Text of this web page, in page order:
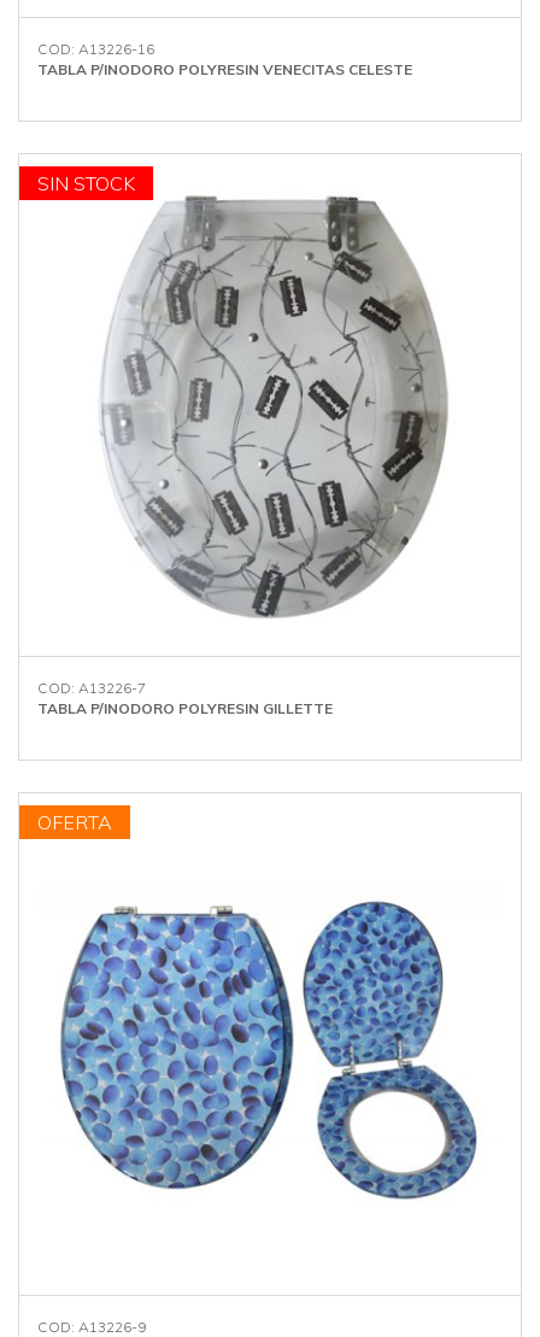
COD: A13226-16
TABLA P/INODORO POLYRESIN VENECITAS CELESTE
OFERTA
SIN STOCK
COD: A13226-7
TABLA P/INODORO POLYRESIN GILLETTE
OFERTA
COD: A13226-9